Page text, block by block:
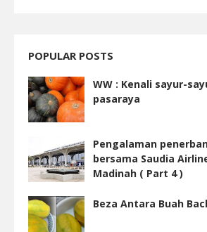
POPULAR POSTS
WW : Kenali sayur-
pasaraya
Pengalaman
bersama Saudia
Madinah ( Part 4 )
Beza Antara Buah